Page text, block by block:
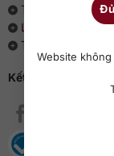
Website
Thông cáo báo
Liên hệ với
Tin tức và sự kiện
Kết nối với QKAWine